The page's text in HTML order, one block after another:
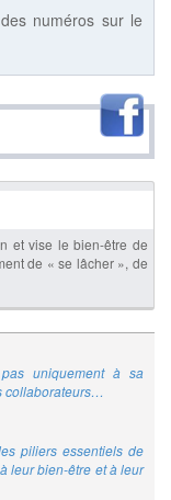
numéros sur le
et vise le bien-être de
de « se lâcher », de
uniquement à sa
collaborateurs…
piliers essentiels de
leur bien-être et à leur